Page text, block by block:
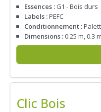
Essences : G1 - Bois durs
Labels :PEFC
Conditionnement :
Dimensions : 0.25 m, 0.3 m
Clic Bois